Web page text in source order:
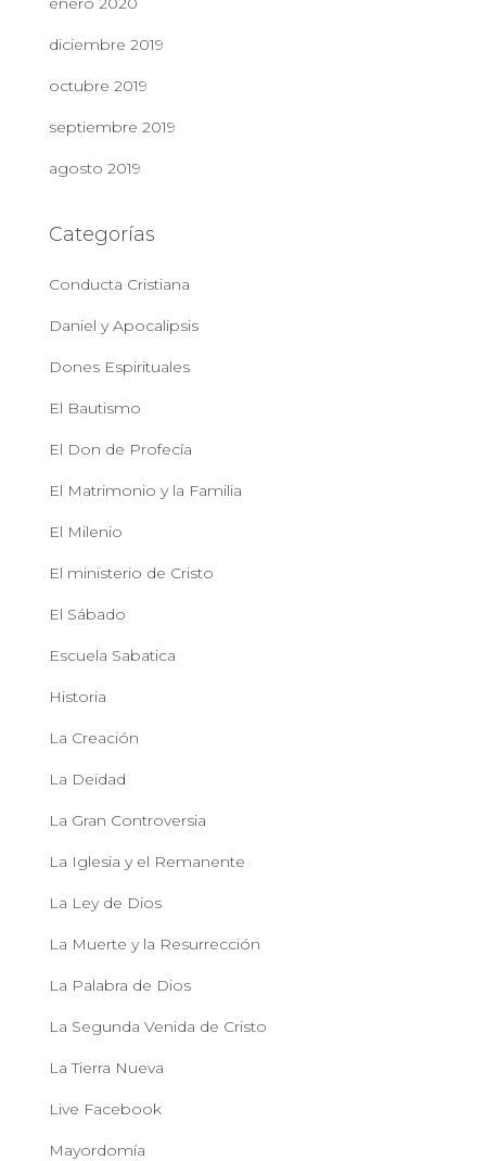
diciembre 2019
octubre 2019
septiembre 2019
agosto 2019
Categorías
Conducta Cristiana
Daniel y Apocalipsis
Dones Espirituales
El Bautismo
El Don de Profecía
El Matrimonio y la Familia
El Milenio
El ministerio de Cristo
El Sábado
Escuela Sabatica
Historia
La Creación
La Deidad
La Gran Controversia
La Iglesia y el Remanente
La Ley de Dios
La Muerte y la Resurrección
La Palabra de Dios
La Segunda Venida de Cristo
La Tierra Nueva
Live Facebook
Mayordomía